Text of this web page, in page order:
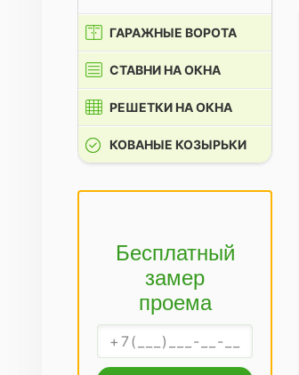
ГАРАЖНЫЕ ВОРОТА
СТАВНИ НА ОКНА
РЕШЕТКИ НА ОКНА
КОВАНЫЕ КОЗЫРЬКИ
Бесплатный
замер
проема